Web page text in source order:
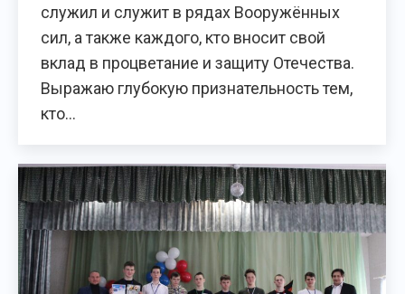
служил и служит в рядах Вооружённых
сил, а также каждого, кто вносит свой
вклад в процветание и защиту Отечества.
Выражаю глубокую признательность тем,
кто…